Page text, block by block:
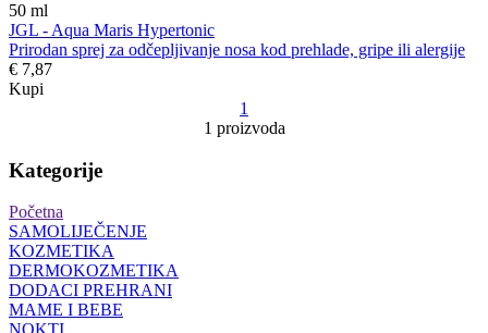
50 ml
JGL - Aqua Maris Hypertonic
Prirodan sprej za odčepljivanje nosa kod prehlade, gripe ili alergije
€ 7,87
Kupi
1
1 proizvoda
Kategorije
Početna
SAMOLIJEČENJE
KOZMETIKA
DERMOKOZMETIKA
DODACI PREHRANI
MAME I BEBE